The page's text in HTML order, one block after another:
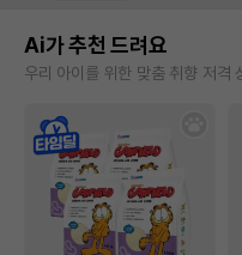
Ai가 추천 드려요
우리 아이를 위한 맞춤 취향 저격